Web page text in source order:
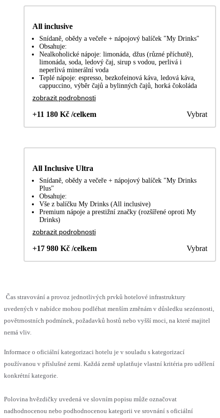
All inclusive
Snídaně, obědy a večeře + nápojový balíček "My Drinks"
Obsahuje:
Nealkoholické nápoje: limonáda, džus (různé příchutě),
limonáda, soda, ledový čaj, sirup s vodou, perlivá i
neperlivá minerální voda
Teplé nápoje: espresso, bezkofeinová káva, ledová káva,
cappuccino, výběr čajů a bylinných čajů, horká čokoláda
zobrazit podrobnosti
+11 180 Kč /celkem Vybrat
All Inclusive Ultra
Snídaně, obědy a večeře + nápojový balíček "My Drinks
Plus"
Obsahuje:
Vše z balíčku My Drinks (All inclusive)
Premium nápoje a prestižní značky (rozšířené oproti My
Drinks)
zobrazit podrobnosti
+17 980 Kč /celkem Vybrat
Čas stravování a provoz jednotlivých prvků hotelové infrastruktury
uvedených v nabídce mohou podléhat menším změnám v důsledku sezónnosti,
povětrnostních podmínek, požadavků hostů nebo vyšší moci, na které majitel
nemá vliv.
Informace o oficiální kategorizaci hotelu je v souladu s kategorizací
používanou v příslušné zemi. Každá země uplatňuje vlastní kritéria pro udělení
konkrétní kategorie.
Polovina hvězdičky uvedená ve slovním popisu může označovat
nadhodnocenou nebo podhodnocenou kategorii ve srovnání s oficiální